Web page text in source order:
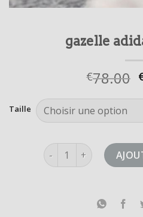
gazelle
€78.00
Taille
quantité de gazelle